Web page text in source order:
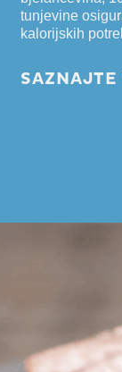
tunjevine
kalorijskih
SAZNAJTE